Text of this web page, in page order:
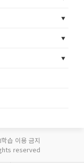
습 이용 금지
reserved